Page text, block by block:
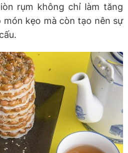
rụm không chỉ làm tăng
kẹo mà còn tạo nên sự